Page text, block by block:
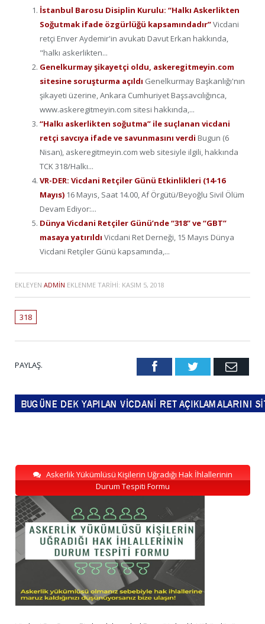
İstanbul Barosu Disiplin Kurulu: “Halkı Askerlikten
Soğutmak ifade özgürlüğü kapsamındadır”Vicdani
retçi Enver Aydemir'in avukatı Davut Erkan hakkında,
"halkı askerlikten...
Genelkurmay şikayetçi oldu, askeregitmeyin.com
sitesine soruşturma açıldı Genelkurmay Başkanlığı'nın
şikayeti üzerine, Ankara Cumhuriyet Başsavcılığınca,
www.askeregitmeyin.com sitesi hakkında,...
“Halkı askerlikten soğutma” ile suçlanan vicdani
retçi savcıya ifade ve savunmasını verdi Bugun (6
Nisan), askeregitmeyin.com web sitesiyle ilgili, hakkında
TCK 318/Halkı...
VR-DER: Vicdani Retçiler Günü Etkinlikleri (14-16
Mayıs) 16 Mayıs, Saat 14.00, Af Örgütü/Beyoğlu Sivil Ölüm
Devam Ediyor:...
Dünya Vicdani Retçiler Günü’nde “318” ve “GBT”
masaya yatırıldı Vicdani Ret Derneği, 15 Mayıs Dünya
Vicdani Retçiler Günü kapsamında,...
EKLEYEN ADMIN EKLENME TARIHI: KASIM 5, 2018
318
PAYLAŞ. FacebookTwitter Email
Askerlik Yükümlüsü Kişilerin Uğradığı Hak İhlallerinin
Durum Tespiti Formu